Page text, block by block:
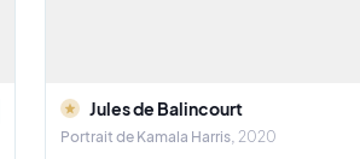
Jules de Balincourt
Portrait de Kamala Harris 2020